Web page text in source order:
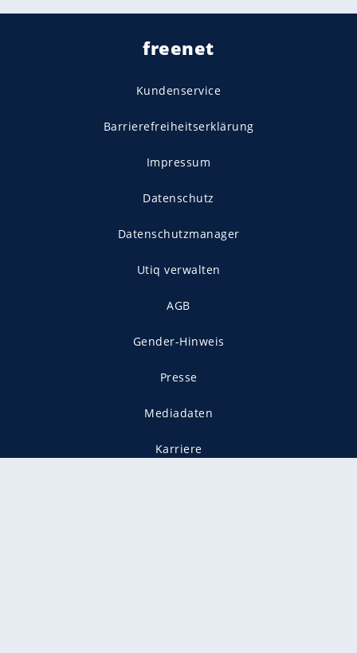
freenet
Kundenservice
Barrierefreiheitserklärung
Impressum
Datenschutz
Datenschutzmanager
Utiq verwalten
AGB
Gender-Hinweis
Presse
Mediadaten
Karriere